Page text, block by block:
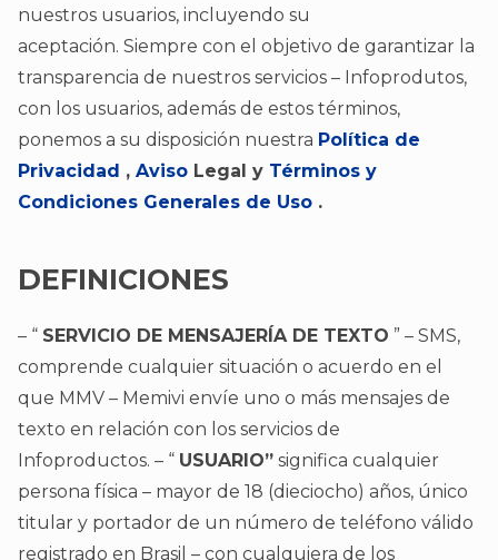
nuestros usuarios, incluyendo su
aceptación. Siempre con el objetivo de garantizar la
transparencia de nuestros servicios – Infoprodutos,
con los usuarios, además de estos términos,
ponemos a su disposición nuestra Política de
Privacidad , Aviso Legal y Términos y
Condiciones Generales de Uso .
DEFINICIONES
– “ SERVICIO DE MENSAJERÍA DE TEXTO ” – SMS,
comprende cualquier situación o acuerdo en el
que MMV – Memivi envíe uno o más mensajes de
texto en relación con los servicios de
Infoproductos. – “ USUARIO” significa cualquier
persona física – mayor de 18 (dieciocho) años, único
titular y portador de un número de teléfono válido
registrado en Brasil – con cualquiera de los